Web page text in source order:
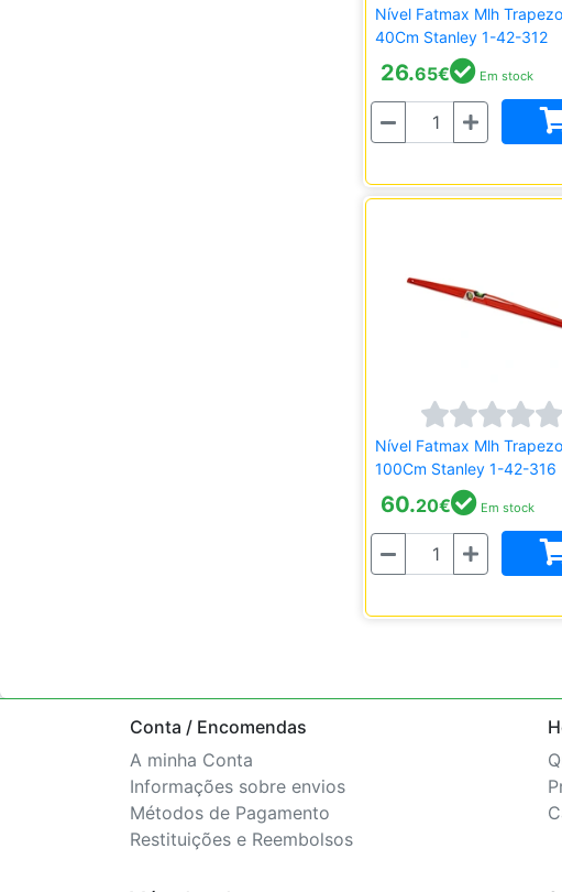
Nível Fatmax Mlh
40Cm Stanley 1-42-312
26.65€ Em stock
Quantidade
Nível Fatmax Mlh
100Cm Stanley 1-42-316
60.20€ Em stock
Quantidade
Conta / Encomendas
A minha Conta
Informações sobre envios
Métodos de Pagamento
Restituições e Reembolsos